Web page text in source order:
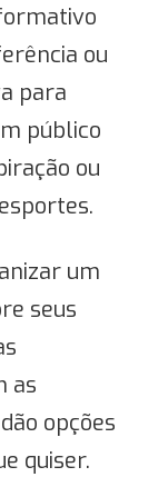
ou
para
público
ou
um
seus
as
opções
quiser.